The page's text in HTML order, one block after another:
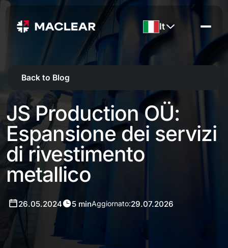
It
Back to Blog
JS Production OÜ:
Espansione dei servizi
di rivestimento
metallico
26.05.2024 5 minAggiornato:29.07.2026